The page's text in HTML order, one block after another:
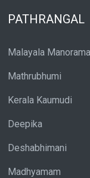
PATHRANGAL
Malayala Manorama
Mathrubhumi
Kerala Kaumudi
Deepika
Deshabhimani
Madhyamam